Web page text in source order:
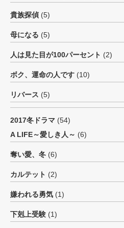
貴族探偵 (5)
母になる (5)
人は見た目が100パーセント (2)
ボク、運命の人です (10)
リバース (5)
2017冬ドラマ (54)
A LIFE～愛しき人～ (6)
奪い愛、冬 (6)
カルテット (2)
嫌われる勇気 (1)
下剋上受験 (1)